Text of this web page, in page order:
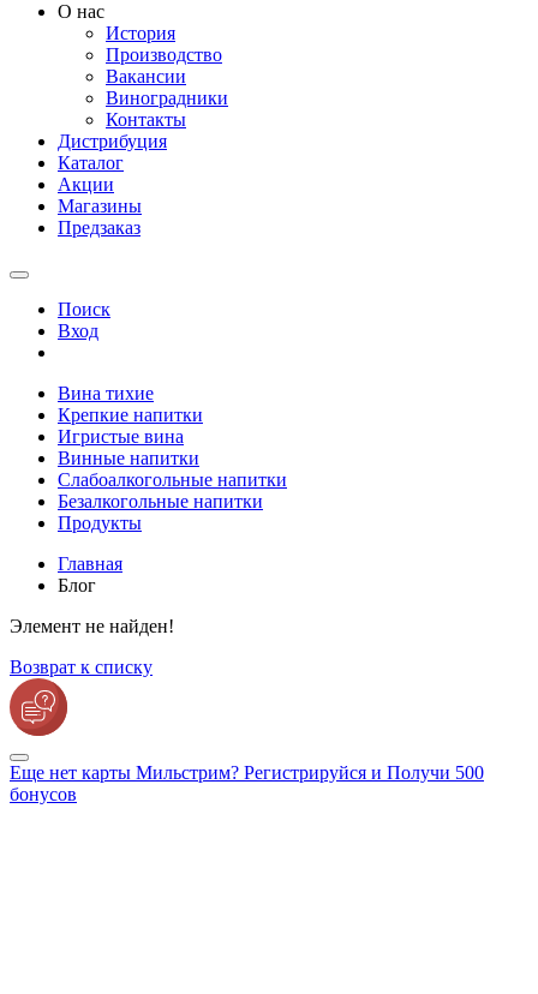
О нас
История
Производство
Вакансии
Виноградники
Контакты
Дистрибуция
Каталог
Акции
Магазины
Предзаказ
Поиск
Вход
Вина тихие
Крепкие напитки
Игристые вина
Винные напитки
Слабоалкогольные напитки
Безалкогольные напитки
Продукты
Главная
Блог
Элемент не найден!
Возврат к списку
Еще нет карты Мильстрим? Регистрируйся и Получи 500
бонусов